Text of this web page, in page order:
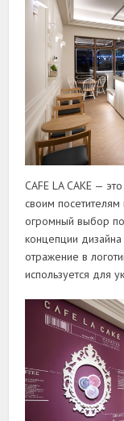
CAFE LA CAKE —
своим
огромный выбор
концепции
отражение в
используется для